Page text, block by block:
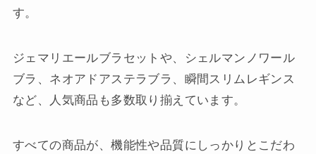
す。
ジェマリエールブラセットや、シェルマンノワール
ブラ、ネオアドアステラブラ、瞬間スリムレギンス
など、人気商品も多数取り揃えています。
すべての商品が、機能性や品質にしっかりとこだわ